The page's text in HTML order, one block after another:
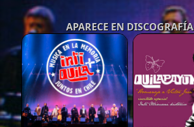
APARECE EN DISCOGRAFÍA